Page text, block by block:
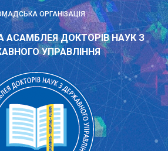
ОРГАНІЗАЦІЯ
АСАМБЛЕЯ ДОКТОРІВ НАУК З
УПРАВЛІННЯ